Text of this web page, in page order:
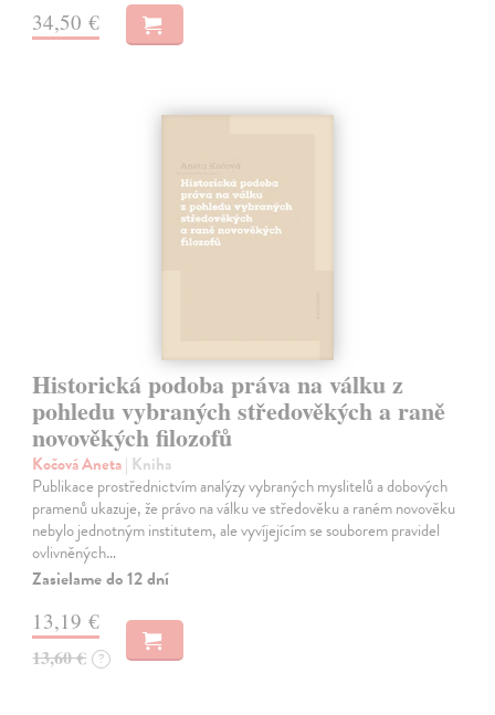
34,50 €
Historická podoba práva na válku z
pohledu vybraných středověkých a raně
novověkých filozofů
Kočová Aneta| Kniha
Publikace prostřednictvím analýzy vybraných myslitelů a dobových
pramenů ukazuje, že právo na válku ve středověku a raném novověku
nebylo jednotným institutem, ale vyvíjejícím se souborem pravidel
ovlivněných…
Zasielame do 12 dní
13,19 €
13,60 € ?